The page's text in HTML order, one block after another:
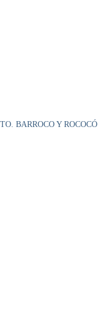
BARROCO Y ROCOCÓ